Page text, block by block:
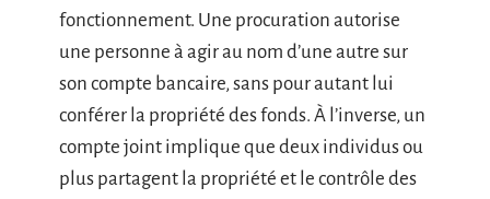
fonctionnement. Une procuration autorise
une personne à agir au nom d’une autre sur
son compte bancaire, sans pour autant lui
conférer la propriété des fonds. À l’inverse, un
compte joint implique que deux individus ou
plus partagent la propriété et le contrôle des